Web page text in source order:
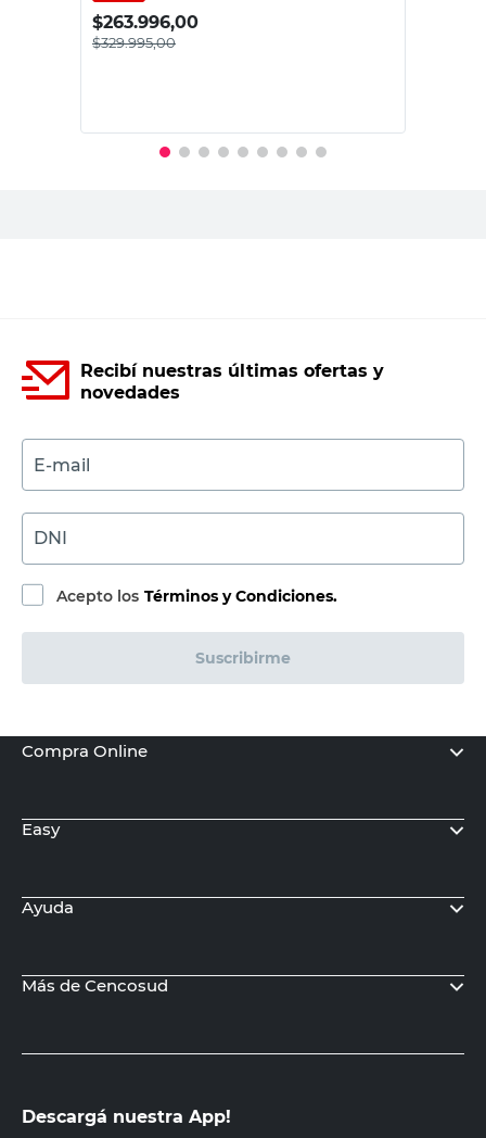
$263.996,00
$329.995,00
Recibí nuestras últimas ofertas y
novedades
E-mail
DNI
Acepto los Términos y Condiciones.
Suscribirme
Compra Online
Easy
Ayuda
Más de Cencosud
Descargá nuestra App!